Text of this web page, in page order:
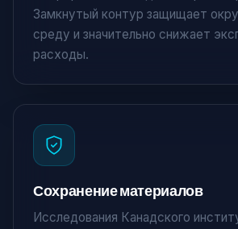
Замкнутый контур защищает
среду и значительно снижает
расходы.
Сохранение материалов
Исследования Канадского